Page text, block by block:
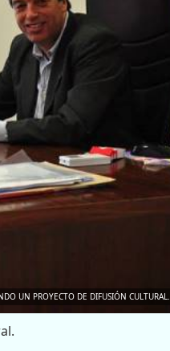
UN PROYECTO DE DIFUSIÓN CULTURAL.